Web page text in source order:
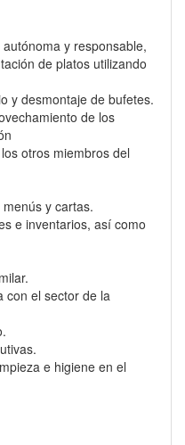
y responsable,
de platos utilizando
y desmontaje de bufetes.
de los
otros miembros del
y cartas.
e inventarios, así como
con el sector de la
e higiene en el